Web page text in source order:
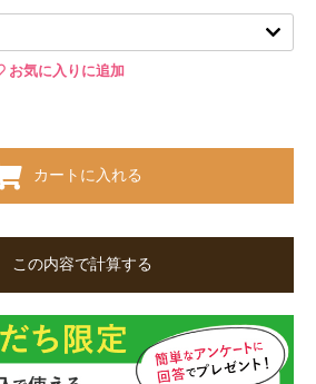
お気に入りに追加
カートに入れる
この内容で計算する